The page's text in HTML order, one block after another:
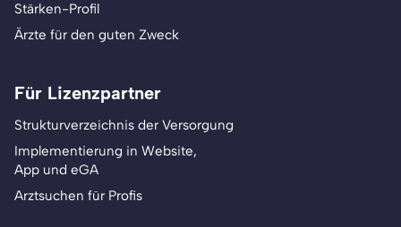
Stärken-Profil
Ärzte für den guten Zweck
Für Lizenzpartner
Strukturverzeichnis der Versorgung
Implementierung in Website,
App und eGA
Arztsuchen für Profis